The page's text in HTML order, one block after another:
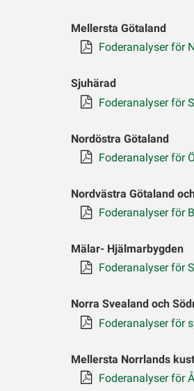
Mellersta Götaland
Foderanalyser för
Sjuhärad
Foderanalyser för
Nordöstra Götaland
Foderanalyser för
Nordvästra Götaland
Foderanalyser för
Mälar- Hjälmarbygden
Foderanalyser för
Norra Svealand och
Foderanalyser för
Mellersta Norrlands
Foderanalyser för